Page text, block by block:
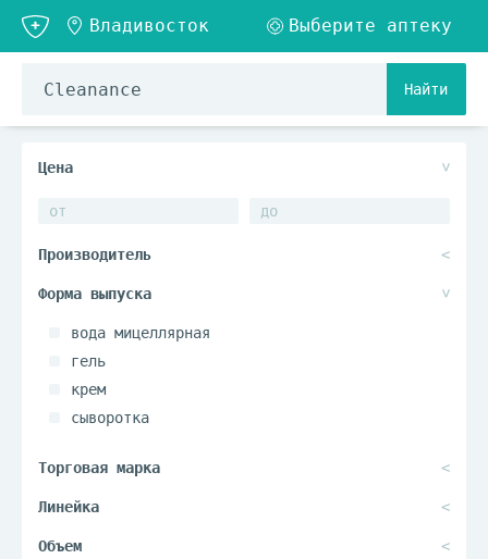
Найти
вода мицеллярная
гель
крем
сыворотка